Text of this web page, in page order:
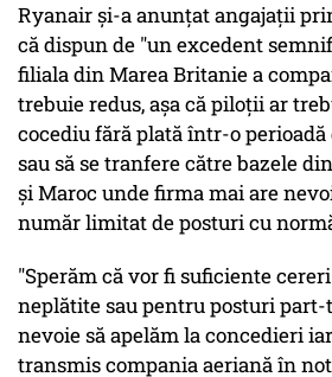
Ryanair şi-a anunţat angajaţii
că dispun de "un excedent
filiala din Marea Britanie a
trebuie redus, aşa că piloţii ar
cocediu fără plată într-o perioadă
sau să se tranfere către bazele
şi Maroc unde firma mai are
număr limitat de posturi cu
"Sperăm că vor fi suficiente
neplătite sau pentru posturi part-
nevoie să apelăm la concedieri
transmis compania aeriană în